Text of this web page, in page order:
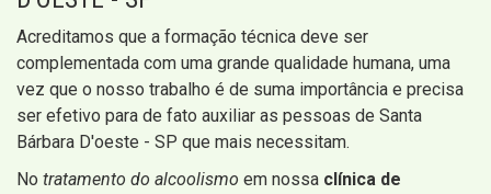
Acreditamos que a formação técnica deve ser
complementada com uma grande qualidade humana, uma
vez que o nosso trabalho é de suma importância e precisa
ser efetivo para de fato auxiliar as pessoas de Santa
Bárbara D'oeste - SP que mais necessitam.
No tratamento do alcoolismo em nossa clínica de